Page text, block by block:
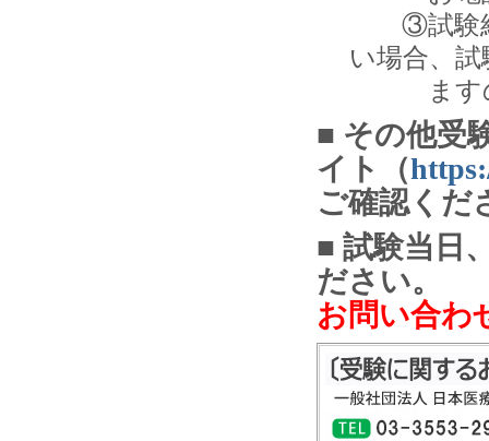
③試験結
い場合、
ますの
■ その他受
イト（
ご確認くだ
■ 試験当日
だ
お問い合わ